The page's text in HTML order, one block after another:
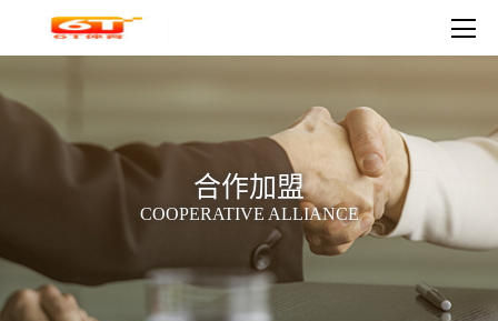
合作加盟
COOPERATIVE ALLIANCE